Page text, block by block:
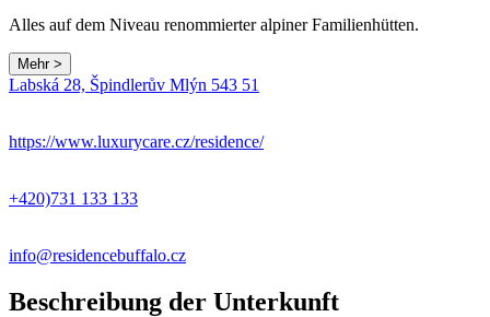
Alles auf dem Niveau renommierter alpiner Familienhütten.
Mehr >
Labská 28, Špindlerův Mlýn 543 51
https://www.luxurycare.cz/residence/
+420)731 133 133
info@residencebuffalo.cz
Beschreibung der Unterkunft